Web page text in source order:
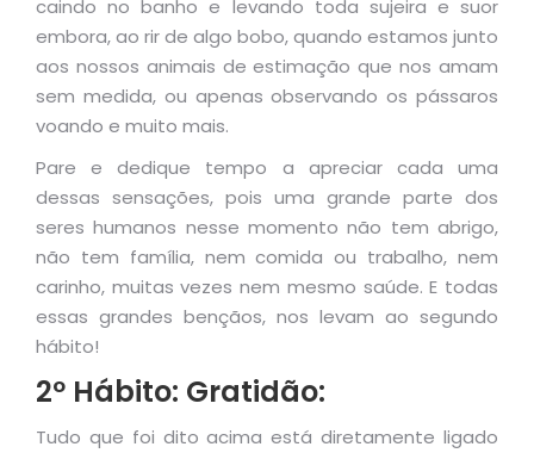
caindo no banho e levando toda sujeira e suor
embora, ao rir de algo bobo, quando estamos junto
aos nossos animais de estimação que nos amam
sem medida, ou apenas observando os pássaros
voando e muito mais.
Pare e dedique tempo a apreciar cada uma
dessas sensações, pois uma grande parte dos
seres humanos nesse momento não tem abrigo,
não tem família, nem comida ou trabalho, nem
carinho, muitas vezes nem mesmo saúde. E todas
essas grandes bençãos, nos levam ao segundo
hábito!
2º Hábito: Gratidão:
Tudo que foi dito acima está diretamente ligado